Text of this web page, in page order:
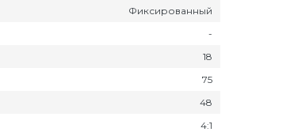
Фиксированный
-
18
75
48
4:1